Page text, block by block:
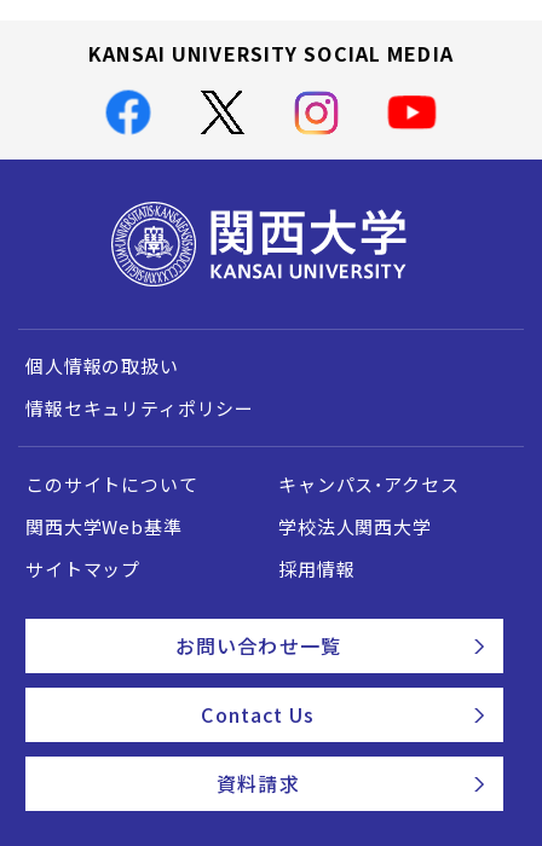
KANSAI UNIVERSITY SOCIAL MEDIA
個人情報の取扱い
情報セキュリティポリシー
このサイトについて
キャンパス・アクセス
関西大学Web基準
学校法人関西大学
サイトマップ
採用情報
お問い合わせ一覧
Contact Us
資料請求